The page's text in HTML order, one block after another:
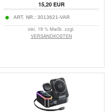
15,20EUR
ART. NR.: 3013621-VAR
inkl. 19 % MwSt. zzgl.
VERSANDKOSTEN